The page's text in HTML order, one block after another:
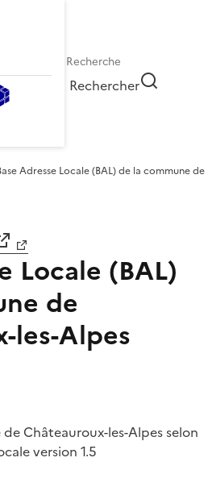
Rechercher
Adresse Locale (BAL) de la commune de
Locale (BAL)
de
les-Alpes
Châteauroux-les-Alpes selon
version 1.5